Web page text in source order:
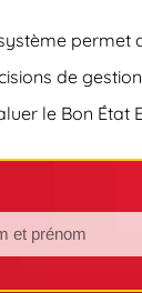
permet
de
le Bon État